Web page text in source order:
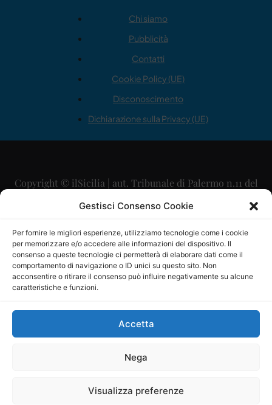
Gestisci Consenso Cookie
Per fornire le migliori esperienze, utilizziamo tecnologie come i cookie
per memorizzare e/o accedere alle informazioni del dispositivo. Il
consenso a queste tecnologie ci permetterà di elaborare dati come il
comportamento di navigazione o ID unici su questo sito. Non
acconsentire o ritirare il consenso può influire negativamente su alcune
caratteristiche e funzioni.
Accetta
Nega
Visualizza preferenze
Chi siamo
Pubblicità
Contatti
Cookie Policy (UE)
Disconoscimento
Dichiarazione sulla Privacy (UE)
Copyright © ilSicilia | aut. Tribunale di Palermo n.11 del
29/09/2015
Direttore Editoriale: Maurizio Scaglione
Direttore Responsabile: Maria Calabrese
P.IVA: 06334930820
Mercurio Comunicazione Società Cooperativa a r.l. è
iscritta al Registro degli Operatori di Comunicazione al
Sito gestito daLa Digitale srl–info@ladigitale.it